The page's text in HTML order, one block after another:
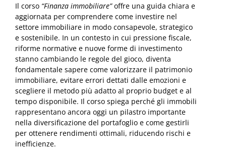
Il corso “Finanza immobiliare”offre una guida chiara e
aggiornata per comprendere come investire nel
settore immobiliare in modo consapevole, strategico
e sostenibile. In un contesto in cui pressione fiscale,
riforme normative e nuove forme di investimento
stanno cambiando le regole del gioco, diventa
fondamentale sapere come valorizzare il patrimonio
immobiliare, evitare errori dettati dalle emozioni e
scegliere il metodo più adatto al proprio budget e al
tempo disponibile. Il corso spiega perché gli immobili
rappresentano ancora oggi un pilastro importante
nella diversificazione del portafoglio e come gestirli
per ottenere rendimenti ottimali, riducendo rischi e
inefficienze.